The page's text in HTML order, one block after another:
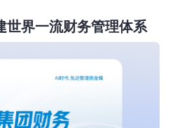
世界一流财务管理体系